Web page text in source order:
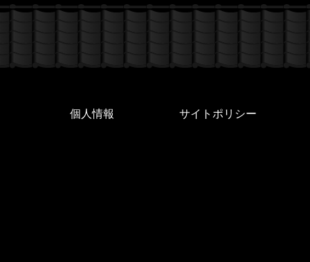
個人情報 サイトポリシー